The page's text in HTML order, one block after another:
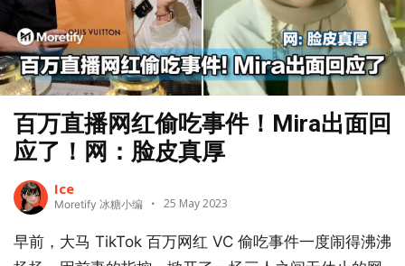
百万直播网红偷吃事件！Mira出面回
应了！网：脸皮真厚
Ice
Moretify 冰糖小编 25 May 2023
早前，大马 TikTok 百万网红 VC 偷吃事件一度闹得沸沸